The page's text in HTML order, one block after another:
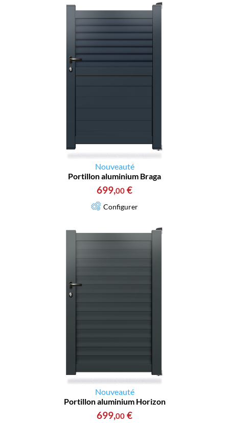
Nouveauté
Portillon aluminium Braga
699,00 €
Configurer
Nouveauté
Portillon aluminium Horizon
699,00 €